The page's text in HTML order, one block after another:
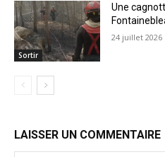
Sortir
Une
24 juillet 2026
LAISSER UN COMMENTAIRE